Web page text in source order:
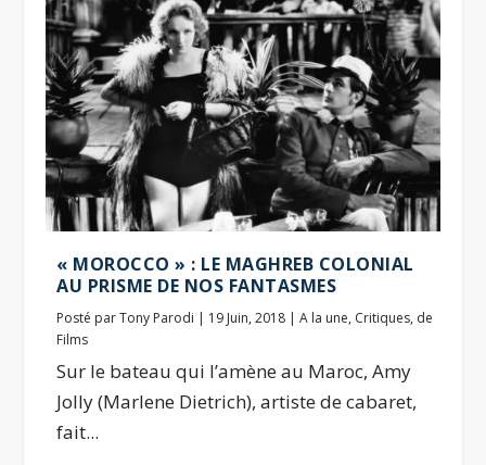
« MOROCCO » : LE MAGHREB COLONIAL
AU PRISME DE NOS FANTASMES
Posté parTony Parodi | 19 Juin, 2018 |A la une, Critiques, de
Films
Sur le bateau qui l’amène au Maroc, Amy
Jolly (Marlene Dietrich), artiste de cabaret,
fait...